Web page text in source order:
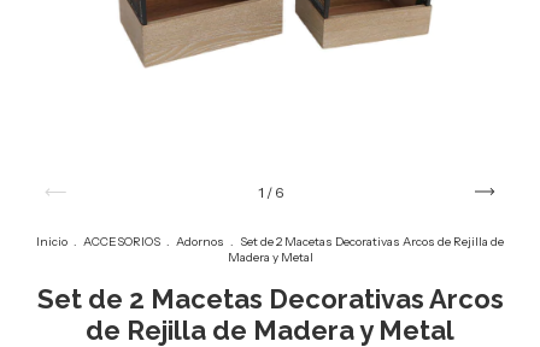
1 / 6
Inicio . ACCESORIOS . Adornos . Set de 2 Macetas Decorativas Arcos de Rejilla de
Madera y Metal
Set de 2 Macetas Decorativas Arcos
de Rejilla de Madera y Metal